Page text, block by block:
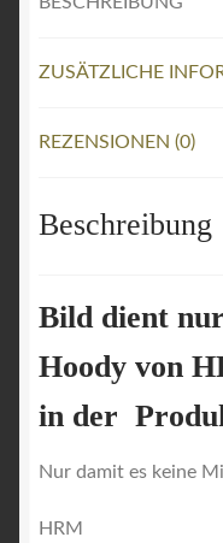
ZUSÄTZLICHE
REZENSIONEN (0)
Beschreibung
Bild dient
Hoody von
in der
Nur damit es keine
HRM